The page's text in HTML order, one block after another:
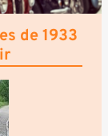
de 1933